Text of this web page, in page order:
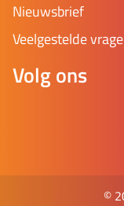
Nieuwsbrief
Veelgestelde
Volg ons
©